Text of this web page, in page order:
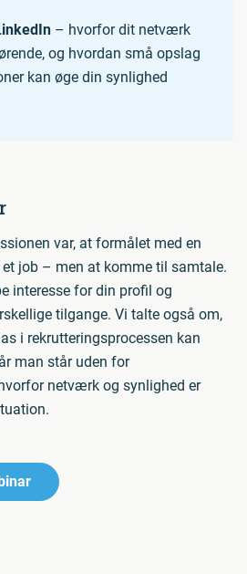
– hvorfor dit netværk
og hvordan små opslag
kan øge din synlighed
var, at formålet med en
job – men at komme til samtale.
interesse for din profil og
tilgange. Vi talte også om,
i rekrutteringsprocessen kan
man står uden for
netværk og synlighed er